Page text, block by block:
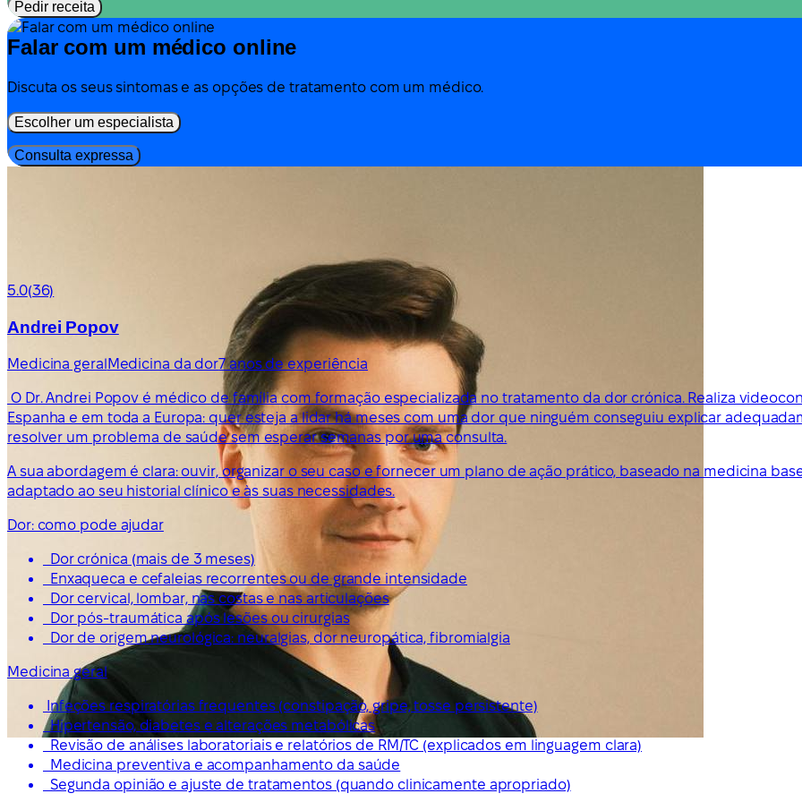
Pedir receita
Falar com um médico online
Discuta os seus sintomas e as opções de tratamento com um médico.
Escolher um especialista
Consulta expressa
5.0(36)
Andrei Popov
Medicina geralMedicina da dor7 anos de experiência
O Dr. Andrei Popov é médico de família com formação especializada no tratamento da dor crónica. Realiza
Espanha e em toda a Europa: quer esteja a lidar há meses com uma dor que ninguém conseguiu explicar
resolver um problema de saúde sem esperar semanas por uma consulta.
A sua abordagem é clara: ouvir, organizar o seu caso e fornecer um plano de ação prático, baseado na medicina
adaptado ao seu historial clínico e às suas necessidades.
Dor: como pode ajudar
Dor crónica (mais de 3 meses)
Enxaqueca e cefaleias recorrentes ou de grande intensidade
Dor cervical, lombar, nas costas e nas articulações
Dor pós-traumática após lesões ou cirurgias
Dor de origem neurológica: neuralgias, dor neuropática, fibromialgia
Medicina geral
Infeções respiratórias frequentes (constipação, gripe, tosse persistente)
Hipertensão, diabetes e alterações metabólicas
Revisão de análises laboratoriais e relatórios de RM/TC (explicados em linguagem clara)
Medicina preventiva e acompanhamento da saúde
Segunda opinião e ajuste de tratamentos (quando clinicamente apropriado)